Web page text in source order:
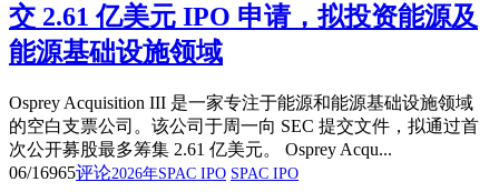
交 2.61 亿美元 IPO 申请，拟投资能源及
能源基础设施领域
Osprey Acquisition III 是一家专注于能源和能源基础设施领域
的空白支票公司。该公司于周一向 SEC 提交文件，拟通过首
次公开募股最多筹集 2.61 亿美元。 Osprey Acqu...
06/16965评论2026年SPAC IPO SPAC IPO